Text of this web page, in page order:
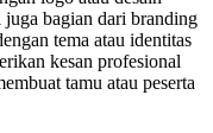
juga bagian dari branding
tema atau identitas
kesan profesional
tamu atau peserta